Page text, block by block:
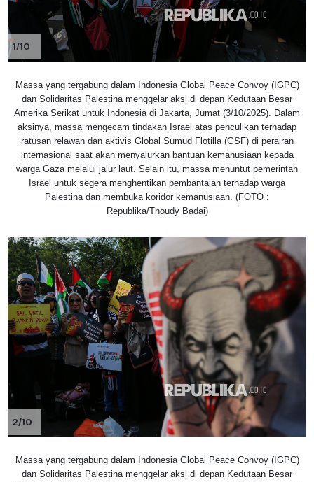
1/10
Massa yang tergabung dalam Indonesia Global Peace Convoy (IGPC)
dan Solidaritas Palestina menggelar aksi di depan Kedutaan Besar
Amerika Serikat untuk Indonesia di Jakarta, Jumat (3/10/2025). Dalam
aksinya, massa mengecam tindakan Israel atas penculikan terhadap
ratusan relawan dan aktivis Global Sumud Flotilla (GSF) di perairan
internasional saat akan menyalurkan bantuan kemanusiaan kepada
warga Gaza melalui jalur laut. Selain itu, massa menuntut pemerintah
Israel untuk segera menghentikan pembantaian terhadap warga
Palestina dan membuka koridor kemanusiaan. (FOTO :
Republika/Thoudy Badai)
2/10
Massa yang tergabung dalam Indonesia Global Peace Convoy (IGPC)
dan Solidaritas Palestina menggelar aksi di depan Kedutaan Besar